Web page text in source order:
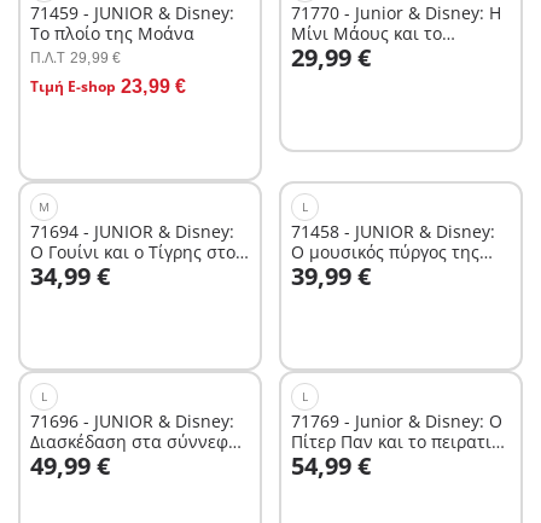
71459 - JUNIOR & Disney:
Το πλοίο της Μοάνα
Π.Λ.T 29,99 €
Τιμή E-shop 23,99 €
Στο καλάθι
71770 - Junior & Disney: Η
Μίνι Μάους και το
φορτηγό με φρούτα
29,99 €
Στο καλάθι
M
71694 - JUNIOR & Disney:
Ο Γουίνι και ο Τίγρης στον
Μελισσόκηπο
34,99 €
Στο καλάθι
L
71458 - JUNIOR & Disney:
Ο μουσικός πύργος της
Μπελ
39,99 €
Στο καλάθι
L
71696 - JUNIOR & Disney:
Διασκέδαση στα σύννεφα
με τον Μίκυ και τη Μίνι
Μάους
49,99 €
Στο καλάθι
L
71769 - Junior & Disney: Ο
Πίτερ Παν και το πειρατικό
πλοίο του Κάπτεν Χουκ
54,99 €